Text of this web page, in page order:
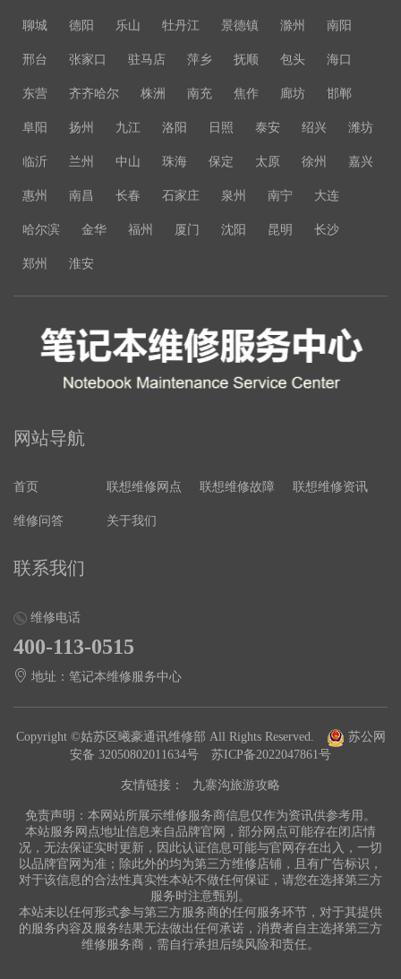
聊城 德阳 乐山 牡丹江 景德镇 滁州 南阳
邢台 张家口 驻马店 萍乡 抚顺 包头 海口
东营 齐齐哈尔 株洲 南充 焦作 廊坊 邯郸
阜阳 扬州 九江 洛阳 日照 泰安 绍兴 潍坊
临沂 兰州 中山 珠海 保定 太原 徐州 嘉兴
惠州 南昌 长春 石家庄 泉州 南宁 大连
哈尔滨 金华 福州 厦门 沈阳 昆明 长沙
郑州 淮安
网站导航
首页 联想维修网点 联想维修故障 联想维修资讯
维修问答 关于我们
联系我们
维修电话
400-113-0515
地址：笔记本维修服务中心
Copyright ©姑苏区曦豪通讯维修部 All Rights Reserved.
苏公网
安备 32050802011634号
苏ICP备2022047861号
友情链接： 九寨沟旅游攻略
免责声明：本网站所展示维修服务商信息仅作为资讯供参考用。
本站服务网点地址信息来自品牌官网，部分网点可能存在闭店情
况，无法保证实时更新，因此认证信息可能与官网存在出入，一切
以品牌官网为准；除此外的均为第三方维修店铺，且有广告标识，
对于该信息的合法性真实性本站不做任何保证，请您在选择第三方
服务时注意甄别。
本站未以任何形式参与第三方服务商的任何服务环节，对于其提供
的服务内容及服务结果无法做出任何承诺，消费者自主选择第三方
维修服务商，需自行承担后续风险和责任。